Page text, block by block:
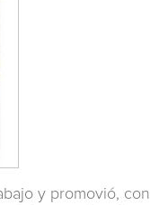
y promovió, con